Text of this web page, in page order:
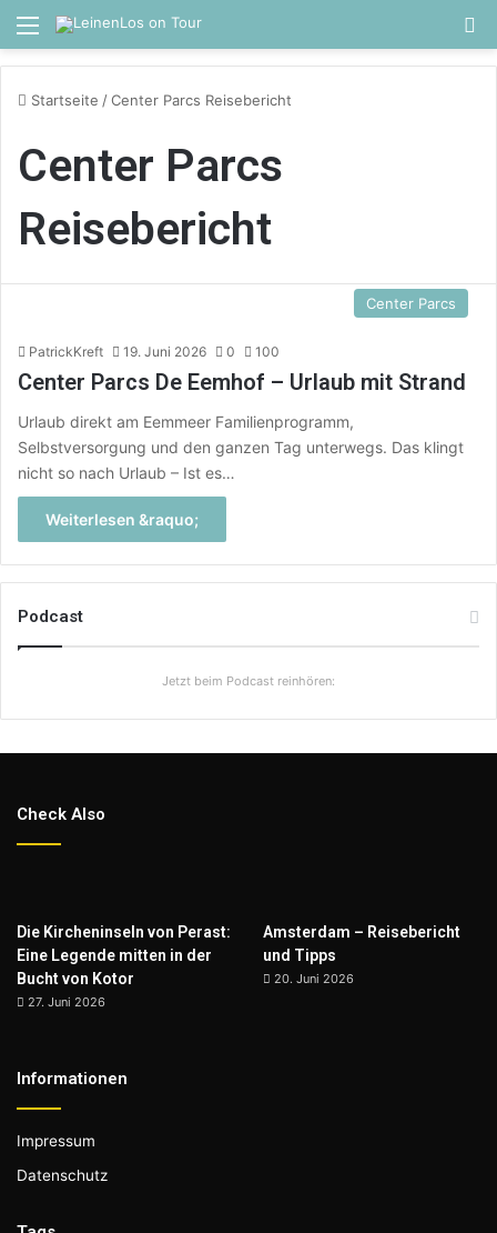
Menü
Startseite /Center Parcs Reisebericht
Center Parcs
Reisebericht
Center Parcs
PatrickKreft 19. Juni 2026 0 100
Center Parcs De Eemhof – Urlaub mit Strand
Urlaub direkt am Eemmeer Familienprogramm,
Selbstversorgung und den ganzen Tag unterwegs. Das klingt
nicht so nach Urlaub – Ist es…
Weiterlesen &raquo;
Podcast
Jetzt beim Podcast reinhören:
Check Also
Die Kircheninseln von Perast:
Eine Legende mitten in der
Bucht von Kotor
27. Juni 2026
Amsterdam – Reisebericht
und Tipps
20. Juni 2026
Informationen
Impressum
Datenschutz